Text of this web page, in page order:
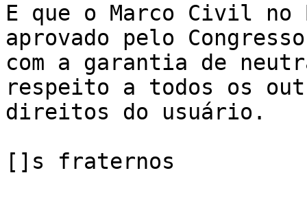
E que o Marco Civil
aprovado pelo
com a garantia de
respeito a todos os
direitos do usuário.
[]s fraternos